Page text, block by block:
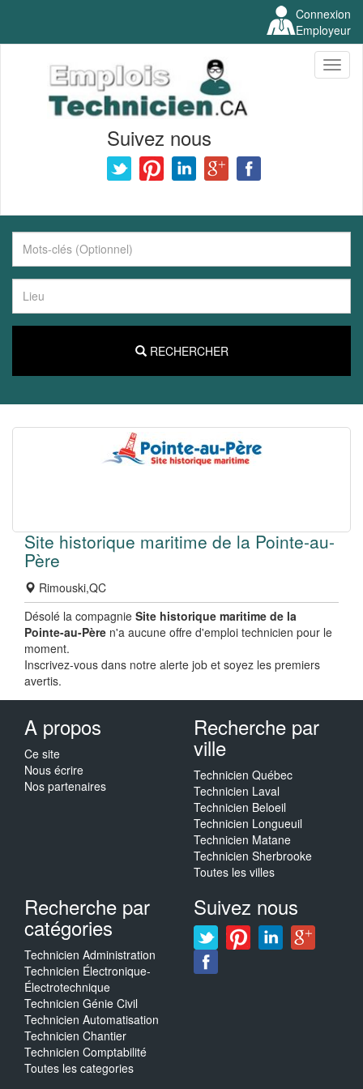
Connexion
Employeur
Suivez nous
RECHERCHER
Site historique maritime de la Pointe-au-
Père
Rimouski,QC
Désolé la compagnie Site historique maritime de la
Pointe-au-Père n'a aucune offre d'emploi technicien pour le
moment.
Inscrivez-vous dans notre alerte job et soyez les premiers
avertis.
A propos
Ce site
Nous écrire
Nos partenaires
Recherche par
ville
Technicien Québec
Technicien Laval
Technicien Beloeil
Technicien Longueuil
Technicien Matane
Technicien Sherbrooke
Toutes les villes
Recherche par
catégories
Technicien Administration
Technicien Électronique-
Électrotechnique
Technicien Génie Civil
Technicien Automatisation
Technicien Chantier
Technicien Comptabilité
Toutes les categories
Suivez nous